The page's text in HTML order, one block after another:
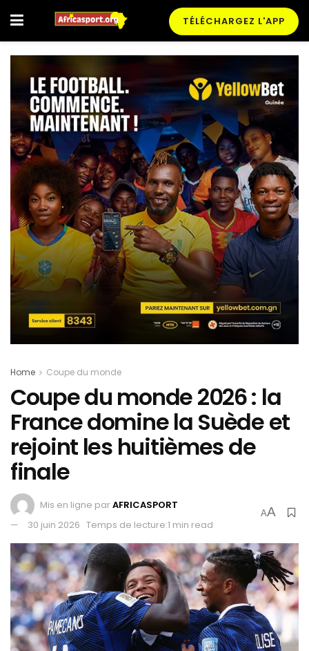
TÉLÉCHARGEZ L'APP
Home Coupe du monde
Coupe du monde 2026 : la
France domine la Suède et
rejoint les huitièmes de
finale
Mis en ligne parAFRICASPORT
30 juin 2026 Temps de lecture:1 min read
AA